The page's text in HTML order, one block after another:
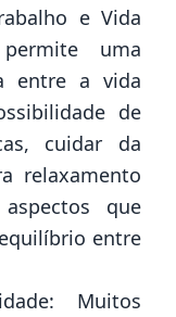
e Vida
uma
entre a vida
de
cuidar da
relaxamento
que
entre
Muitos